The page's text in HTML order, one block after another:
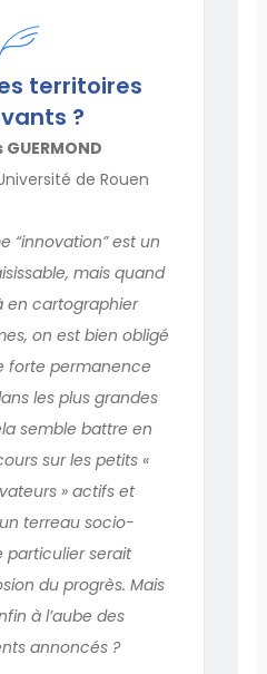
territoires
?
de Rouen
“innovation” est un
mais quand
en cartographier
on est bien obligé
forte permanence
les plus grandes
semble battre en
sur les petits «
» actifs et
terreau socio-
particulier serait
du progrès. Mais
à l’aube des
annoncés ?